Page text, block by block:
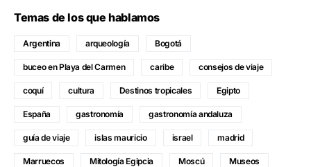
Temas de los que hablamos
Argentina arqueología Bogotá
buceo en Playa del Carmen caribe consejos de viaje
coquí cultura Destinos tropicales Egipto
España gastronomía gastronomía andaluza
guía de viaje islas mauricio israel madrid
Marruecos Mitología Egipcia Moscú Museos